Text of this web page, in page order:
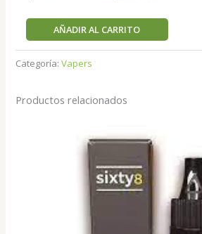
AÑADIR AL CARRITO
Categoría:Vapers
Productos relacionados